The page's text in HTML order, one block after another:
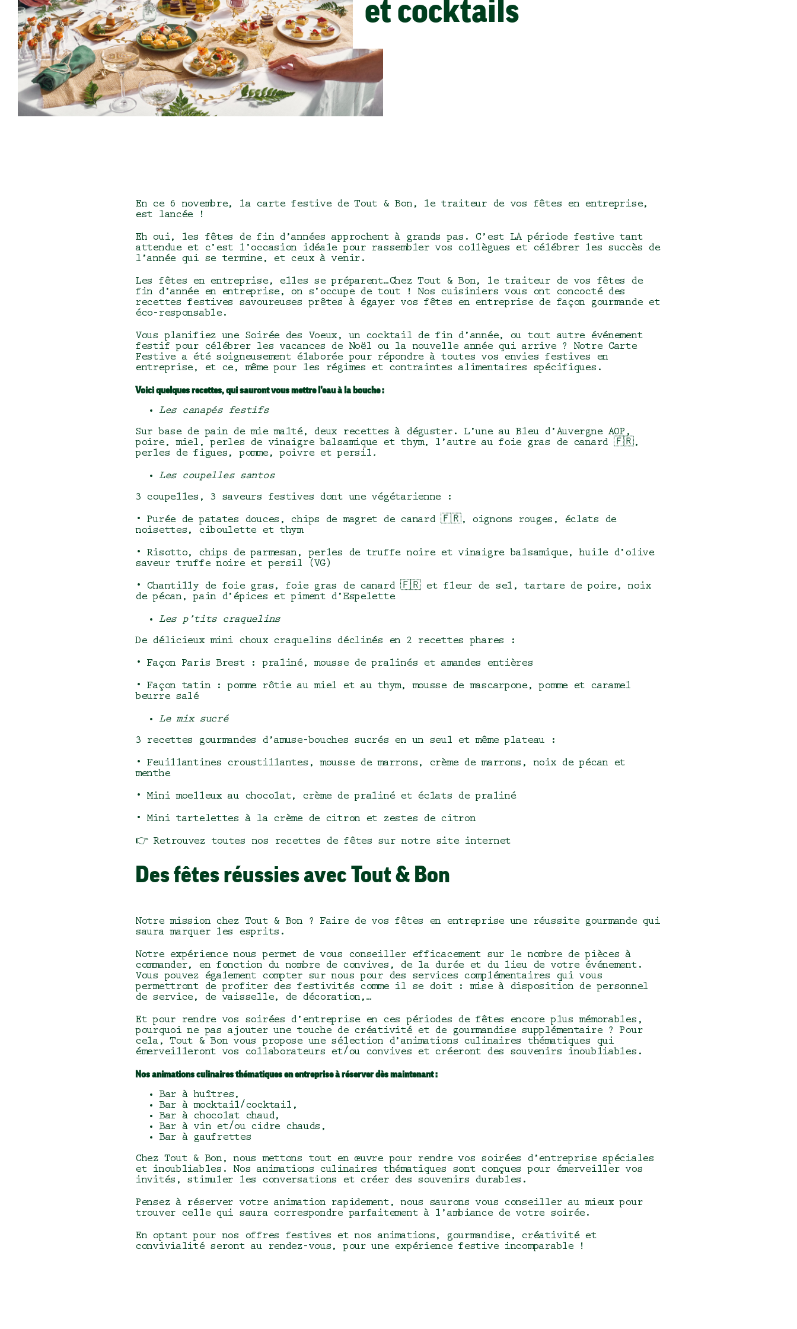
et cocktails
En ce 6 novembre, la carte festive de Tout & Bon, letraiteur de vos fêtes en entreprise,
est lancée !
Eh oui, les fêtes de fin d’années approchent à grands pas. C’est LA période festive tant
attendue et c’est l’occasion idéale pour rassembler vos collègues et célébrer les succès de
l’année qui se termine, et ceux à venir.
Les fêtes en entreprise, elles se préparent…Chez Tout & Bon, le traiteur de vos fêtes de
fin d’année en entreprise, on s’occupe de tout ! Nos cuisiniers vous ont concocté des
recettes festives savoureuses prêtes à égayer vos fêtes en entreprise de façon gourmande et
éco-responsable.
Vous planifiez une Soirée des Voeux, un cocktail de fin d’année, ou tout autre événement
festif pour célébrer les vacances de Noël ou la nouvelle année qui arrive ? Notre Carte
Festive a été soigneusement élaborée pour répondre à toutes vos envies festives en
entreprise, et ce, même pour les régimes et contraintes alimentaires spécifiques.
Voici quelques recettes, qui sauront vous mettre l’eau à la bouche :
Les canapés festifs
Sur base de pain de mie malté, deux recettes à déguster. L’une au Bleu d’Auvergne AOP,
poire, miel, perles de vinaigre balsamique et thym, l’autre au foie gras de canard 🇫🇷,
perles de figues, pomme, poivre et persil .
Les coupelles santos
3 coupelles, 3 saveurs festives dont une végétarienne :
• Purée de patates douces, chips de magret de canard 🇫🇷, oignons rouges, éclats de
noisettes, ciboulette et thym
• Risotto, chips de parmesan, perles de truffe noire et vinaigre balsamique, huile d’olive
saveur truffe noire et persil (VG)
• Chantilly de foie gras, foie gras de canard 🇫🇷 et fleur de sel, tartare de poire, noix
de pécan, pain d’épices et piment d’Espelette
Les p’tits craquelins
De délicieux mini choux craquelins déclinés en 2 recettes phares :
• Façon Paris Brest : praliné, mousse de pralinés et amandes entières
• Façon tatin : pomme rôtie au miel et au thym, mousse de mascarpone, pomme et caramel
beurre salé
Le mix sucré
3 recettes gourmandes d’amuse-bouches sucrés en un seul et même plateau :
• Feuillantines croustillantes, mousse de marrons, crème de marrons, noix de pécan et
menthe
• Mini moelleux au chocolat, crème de praliné et éclats de praliné
• Mini tartelettes à la crème de citron et zestes de citron
👉​ Retrouvez toutes nos recettes de fêtes sur notre site internet
Des fêtes réussies avec Tout & Bon
Notre mission chez Tout & Bon ? Faire de vos fêtes en entreprise une réussite gourmande qui
saura marquer les esprits.
Notre expérience nous permet de vous conseiller efficacement sur le nombre de pièces à
commander, en fonction du nombre de convives, de la durée et du lieu de votre événement.
Vous pouvez également compter sur nous pour des services complémentaires qui vous
permettront de profiter des festivités comme il se doit : mise à disposition de personnel
de service, de vaisselle, de décoration,…
Et pour rendre vos soirées d’entreprise en ces périodes de fêtes encore plus mémorables,
pourquoi ne pas ajouter une touche de créativité et de gourmandise supplémentaire ? Pour
cela, Tout & Bon vous propose une sélection d’animations culinaires thématiques qui
émerveilleront vos collaborateurs et/ou convives et créeront des souvenirs inoubliables.
Nos animations culinaires thématiques en entreprise à réserver dès maintenant :
Bar à huîtres,
Bar à mocktail/cocktail,
Bar à chocolat chaud,
Bar à vin et/ou cidre chauds,
Bar à gaufrettes
Chez Tout & Bon, nous mettons tout en œuvre pour rendre vos soirées d’entreprise spéciales
et inoubliables. Nos animations culinaires thématiques sont conçues pour émerveiller vos
invités, stimuler les conversations et créer des souvenirs durables.
Pensez à réserver votre animation rapidement, nous saurons vous conseiller au mieux pour
trouver celle qui saura correspondre parfaitement à l’ambiance de votre soirée.
En optant pour nos offres festives et nos animations, gourmandise, créativité et
convivialité seront au rendez-vous, pour une expérience festive incomparable !